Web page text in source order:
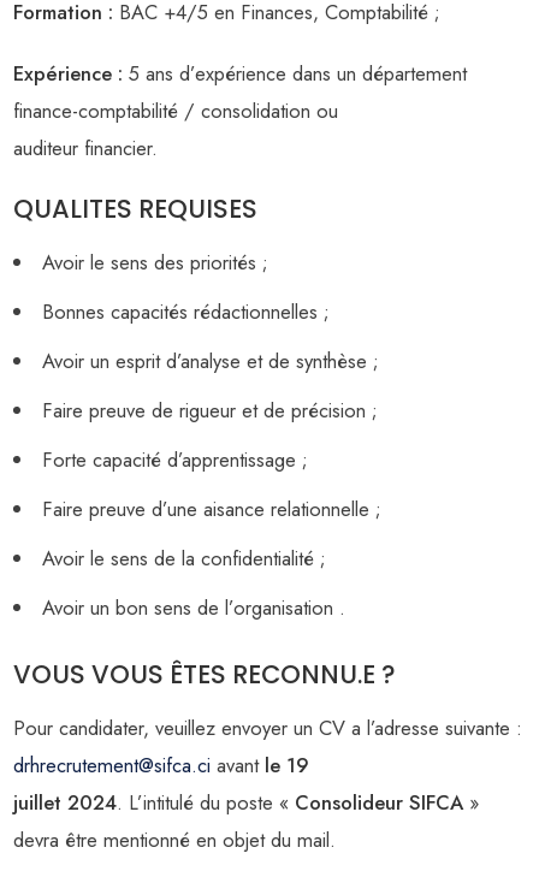
Formation : BAC +4/5 en Finances, Comptabilité ;
Expérience : 5 ans d’expérience dans un département
finance-comptabilité / consolidation ou
auditeur financier.
QUALITES REQUISES
Avoir le sens des priorités ;
Bonnes capacités rédactionnelles ;
Avoir un esprit d’analyse et de synthèse ;
Faire preuve de rigueur et de précision ;
Forte capacité d’apprentissage ;
Faire preuve d’une aisance relationnelle ;
Avoir le sens de la confidentialité ;
Avoir un bon sens de l’organisation .
VOUS VOUS ÊTES RECONNU.E ?
Pour candidater, veuillez envoyer un CV a l’adresse suivante :
drhrecrutement@sifca.ci avant le 19
juillet 2024. L’intitulé du poste « Consolideur SIFCA»
devra être mentionné en objet du mail.